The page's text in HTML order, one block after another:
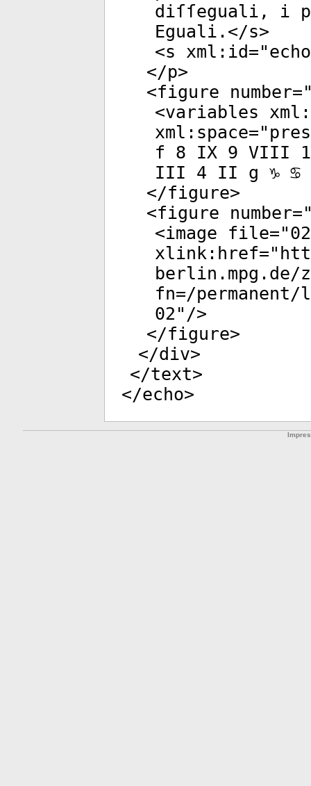
diſſeguali, i
Eguali.</s>
<s xml:id="
</p>
<figure number
<variables
xml:space="
f 8 IX 9 VIII
III 4 II g ♑ ♋
</figure>
<figure number
<image file="
xlink:href="
berlin.mpg.de/
fn=/
02 "/>
</figure>
</div>
</text>
</echo>